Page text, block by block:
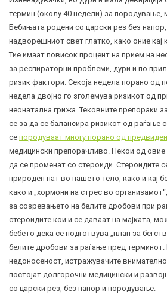
термин (околу 40 недели) за породување,
Бебињата родени со царски рез без
надворешниот свет глатко, како оние кај
Тие имаат повисок процент на прием на
за респираторни проблеми, дури и по
ризик фактори. Секоја недела порано од
недела двојно го зголемува ризикот од
неонатална грижа. Тековните препораки
се за да се балансира ризикот од раѓање
се породуваат многу порано од
медицински препорачливо. Некои од
да се променат со стероиди. Стероидите
природен пат во нашето тело, како и кај
како и „хормони на стрес во
за созревањето на белите дробови при
стероидите кои и се даваат на мајката,
бебето дека се подготвува „план за
белите дробови за раѓање пред
недоносеност, истражувачите
постојат долгорочни медицински и
со царски рез, без напор и породување.